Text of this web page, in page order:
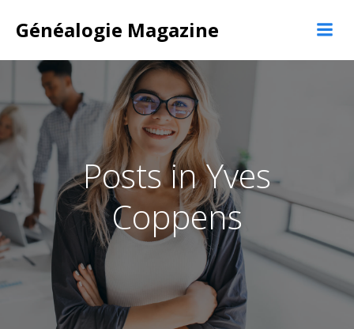
au
Généalogie Magazine
Posts in Yves
Coppens